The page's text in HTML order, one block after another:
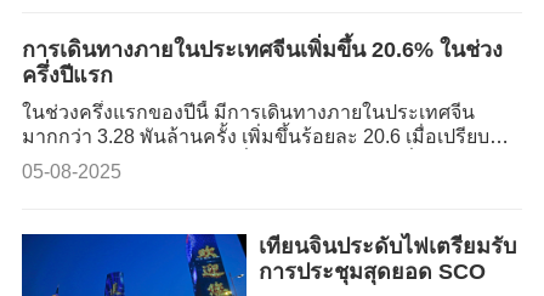
กำแพงเมืองจีนที่สร้างขึ้นในสมัยราชวงศ์หมิ
การเดินทางภายในประเทศจีนเพิ่มขึ้น 20.6% ในช่วง
ครึ่งปีแรก
ในช่วงครึ่งแรกของปีนี้ มีการเดินทางภายในประเทศจีน
มากกว่า 3.28 พันล้านครั้ง เพิ่มขึ้นร้อยละ 20.6 เมื่อเปรียบ
เทียบกับช่วงเดียวกันของปีที่ผ่านมา ตามข้อมูลที่กระทรวง
วัฒนธรรมและการท่องเที่ยวของจีนเผยแพร่เมื่อวันศุกร์
05-08-2025
เทียนจินประดับไฟเตรียมรับ
การประชุมสุดยอด SCO